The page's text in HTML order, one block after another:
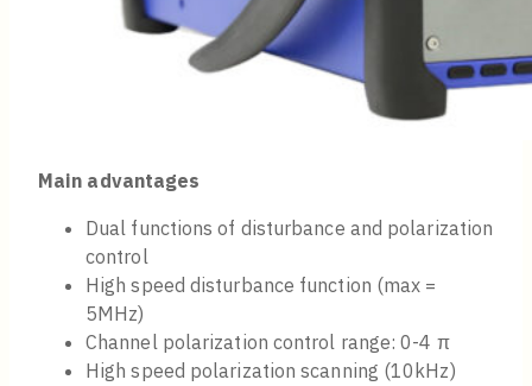
Main advantages
Dual functions of disturbance and polarization
control
High speed disturbance function (max =
5MHz)
Channel polarization control range: 0-4 π
High speed polarization scanning (10kHz)